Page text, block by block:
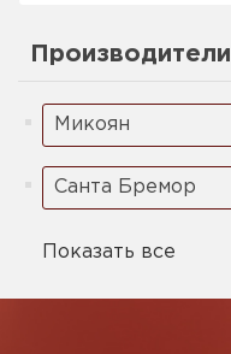
Производители
Микоян
Санта Бремор
Показать все